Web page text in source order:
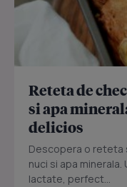
Reteta de
si apa
delicios
Descopera o reteta
nuci si apa
lactate, perfect...